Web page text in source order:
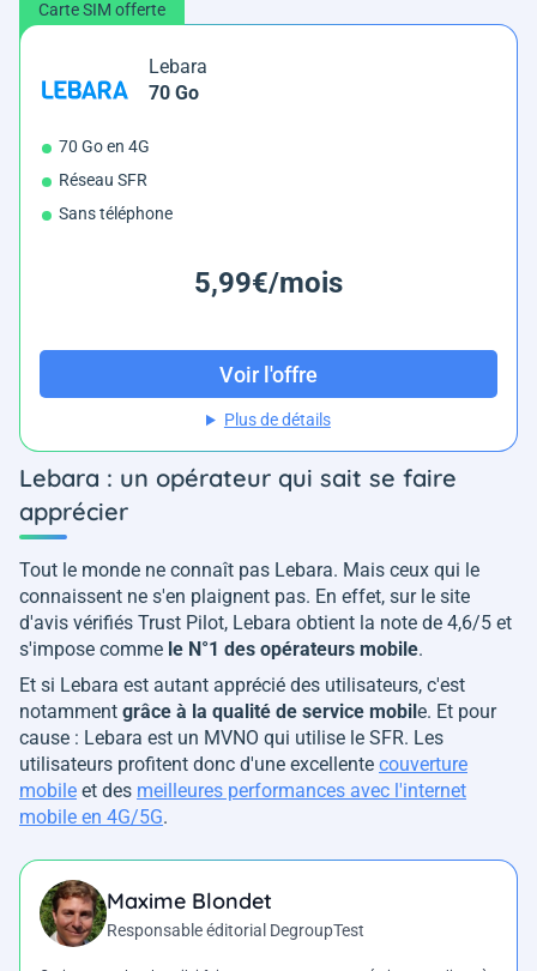
Carte SIM offerte
Lebara
70 Go
70 Go en 4G
Réseau SFR
Sans téléphone
5,99€/mois
Voir l'offre
Plus de détails
Lebara : un opérateur qui sait se faire
apprécier
Tout le monde ne connaît pas Lebara. Mais ceux qui le
connaissent ne s'en plaignent pas. En effet, sur le site
d'avis vérifiés Trust Pilot, Lebara obtient la note de 4,6/5 et
s'impose comme le N°1 des opérateurs mobile.
Et si Lebara est autant apprécié des utilisateurs, c'est
notamment grâce à la qualité de service mobil e. Et pour
cause : Lebara est un MVNO qui utilise le SFR. Les
utilisateurs profitent donc d'une excellente couverture
mobile et des meilleures performances avec l'internet
mobile en 4G/5G.
Maxime Blondet
Responsable éditorial DegroupTest